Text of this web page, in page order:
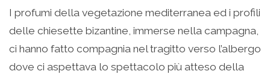
I profumi della vegetazione mediterranea ed i profili
delle chiesette bizantine, immerse nella campagna,
ci hanno fatto compagnia nel tragitto verso l’albergo
dove ci aspettava lo spettacolo più atteso della